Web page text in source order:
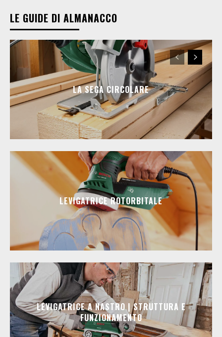
LE GUIDE DI ALMANACCO
LA SEGA CIRCOLARE
LEVIGATRICE ROTORBITALE
LEVIGATRICE A NASTRO | STRUTTURA E
FUNZIONAMENTO